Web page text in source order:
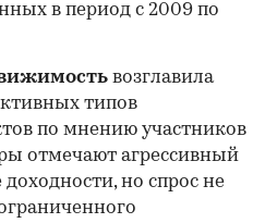
в период с 2009 по
возглавила
типов
по мнению участников
отмечают агрессивный
но спрос не